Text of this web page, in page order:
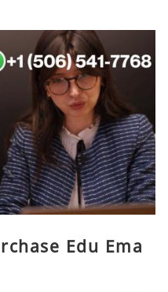
Edu Ema